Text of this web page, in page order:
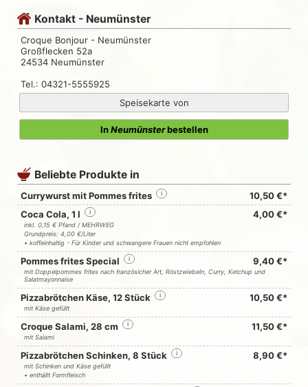
Kontakt - Neumünster
Croque Bonjour - Neumünster
Großflecken 52a
24534 Neumünster
Tel.: 04321-5555925
Speisekarte von
InNeumünsterbestellen
Beliebte Produkte in
Currywurst mit Pommes frites i
10,50 €*
Coca Cola, 1 l
i 4,00 €*
inkl. 0,15 € Pfand / MEHRWEG
Grundpreis: 4,00 €/Liter
• koffeinhaltig - Für Kinder und schwangere Frauen nicht empfohlen
Pommes frites Special i 9,40 €*
mit Doppelpommes frites nach französicher Art, Röstzwiebeln, Curry, Ketchup und
Salatmayonnaise
Pizzabrötchen Käse, 12 Stück i 10,50 €*
mit Käse gefüllt
Croque Salami, 28 cm i 11,50 €*
mit Salami
Pizzabrötchen Schinken, 8 Stück i 8,90 €*
mit Schinken und Käse gefüllt
• enthällt Formfleisch